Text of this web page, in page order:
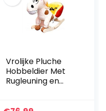
Vrolijke Pluche
Hobbeldier Met
Rugleuning en